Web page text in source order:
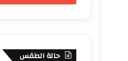
حالة الطقس